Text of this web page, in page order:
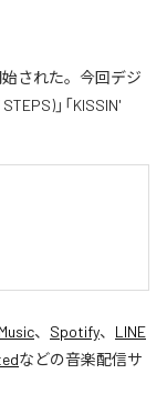
始された。今回デジ
」「KISSIN'
、 Spotify、 LINE
などの音楽配信サ